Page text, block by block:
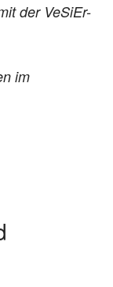
der VeSiEr-
im